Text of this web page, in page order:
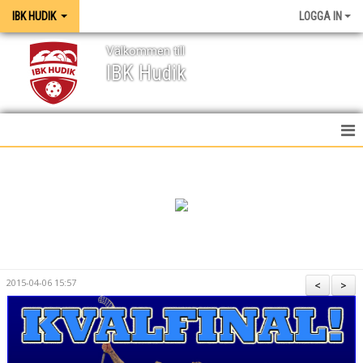
IBK HUDIK LOGGA IN
IBK Hudik
Välkommen till
MEDIA / GRAFISK PROFIL
KALENDER
>
<
2015-04-06 15:57